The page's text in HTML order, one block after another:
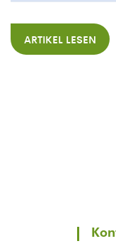
ARTIKEL LESEN